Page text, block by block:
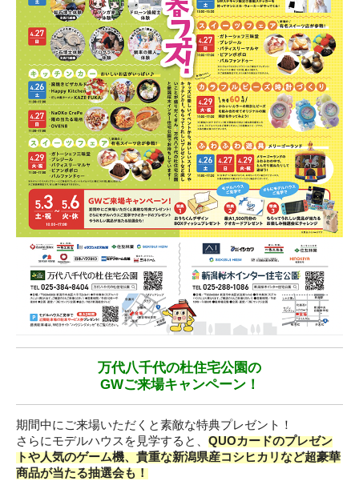
万代八千代の杜住宅公園の
GWご来場キャンペーン！
期間中にご来場いただくと素敵な特典プレゼント！
さらにモデルハウスを見学すると、 QUOカードのプレゼン
トや人気のゲーム機、貴重な新潟県産コシヒカリなど超豪華
商品が当たる抽選会も！